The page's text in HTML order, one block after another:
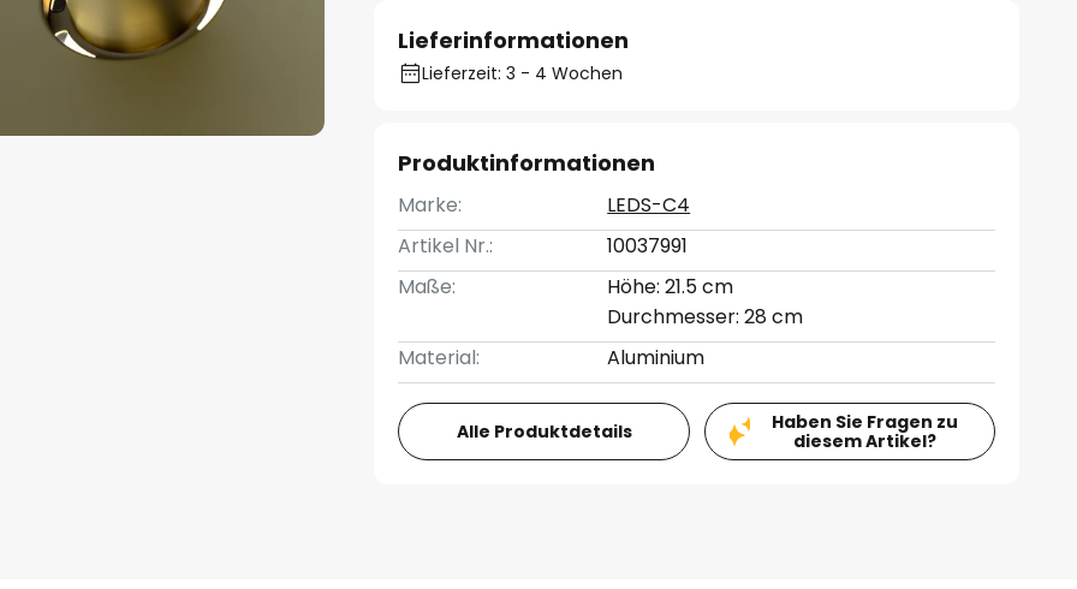
Lieferinformationen
Lieferzeit: 3 - 4 Wochen
Produktinformationen
Marke:
LEDS-C4
Artikel Nr.:
10037991
Maße:
Höhe: 21.5 cm
Durchmesser: 28 cm
Material:
Aluminium
Alle Produktdetails
Haben Sie Fragen zu
diesem Artikel?